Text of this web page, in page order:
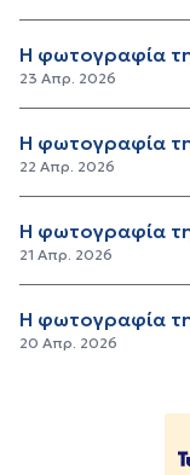
Η φωτογραφία
23 Απρ. 2026
Η φωτογραφία
22 Απρ. 2026
Η φωτογραφία
21 Απρ. 2026
Η φωτογραφία
20 Απρ. 2026